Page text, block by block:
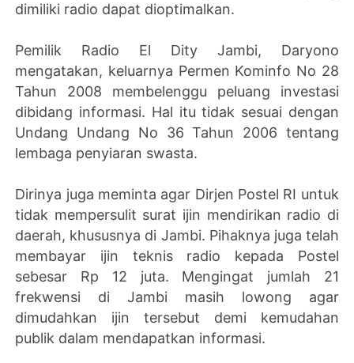
dimiliki radio dapat dioptimalkan.
Pemilik Radio El Dity Jambi, Daryono
mengatakan, keluarnya Permen Kominfo No 28
Tahun 2008 membelenggu peluang investasi
dibidang informasi. Hal itu tidak sesuai dengan
Undang Undang No 36 Tahun 2006 tentang
lembaga penyiaran swasta.
Dirinya juga meminta agar Dirjen Postel RI untuk
tidak mempersulit surat ijin mendirikan radio di
daerah, khususnya di Jambi. Pihaknya juga telah
membayar ijin teknis radio kepada Postel
sebesar Rp 12 juta. Mengingat jumlah 21
frekwensi di Jambi masih lowong agar
dimudahkan ijin tersebut demi kemudahan
publik dalam mendapatkan informasi.